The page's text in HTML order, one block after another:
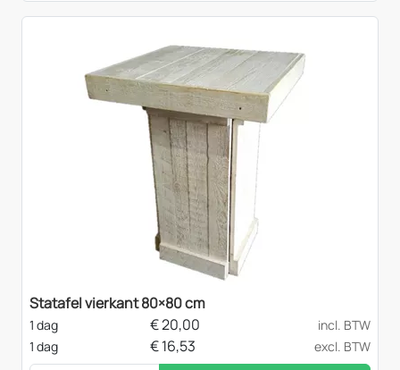
Statafel vierkant 80×80 cm
1 dag €20,00
incl. BTW
1 dag
€16,53 excl. BTW